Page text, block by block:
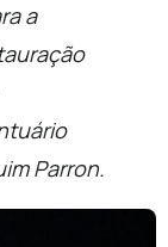
a
Parron.